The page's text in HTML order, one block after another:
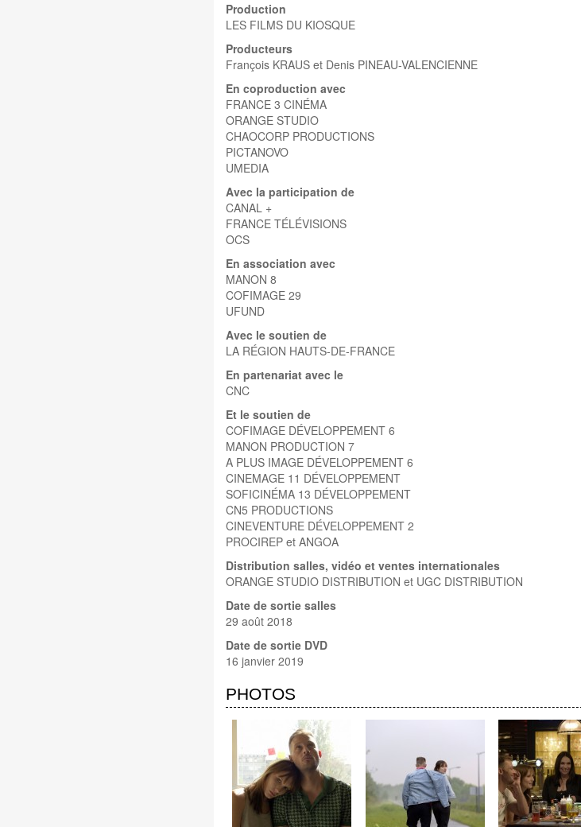
Production
LES FILMS DU KIOSQUE
Producteurs
François KRAUS et Denis PINEAU-VALENCIENNE
En coproduction avec
FRANCE 3 CINÉMA
ORANGE STUDIO
CHAOCORP PRODUCTIONS
PICTANOVO
UMEDIA
Avec la participation de
CANAL +
FRANCE TÉLÉVISIONS
OCS
En association avec
MANON 8
COFIMAGE 29
UFUND
Avec le soutien de
LA RÉGION HAUTS-DE-FRANCE
En partenariat avec le
CNC
Et le soutien de
COFIMAGE DÉVELOPPEMENT 6
MANON PRODUCTION 7
A PLUS IMAGE DÉVELOPPEMENT 6
CINEMAGE 11 DÉVELOPPEMENT
SOFICINÉMA 13 DÉVELOPPEMENT
CN5 PRODUCTIONS
CINEVENTURE DÉVELOPPEMENT 2
PROCIREP et ANGOA
Distribution salles, vidéo et ventes internationales
ORANGE STUDIO DISTRIBUTION et UGC DISTRIBUTION
Date de sortie salles
29 août 2018
Date de sortie DVD
16 janvier 2019
PHOTOS